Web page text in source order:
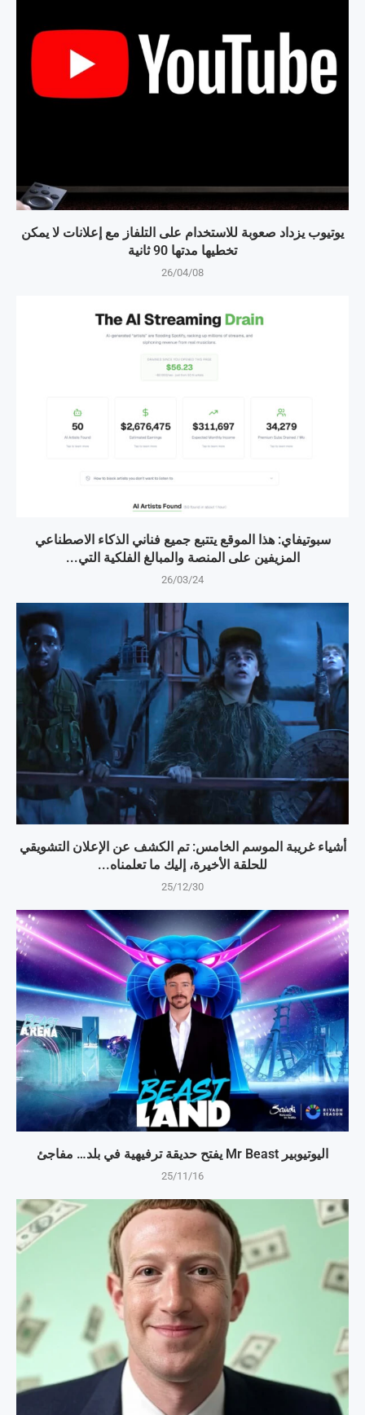
يوتيوب يزداد صعوبة للاستخدام على التلفاز مع إعلانات لا يمكن
تخطيها مدتها 90 ثانية
26/04/08
سبوتيفاي: هذا الموقع يتتبع جميع فناني الذكاء الاصطناعي
المزيفين على المنصة والمبالغ الفلكية التي...
26/03/24
أشياء غريبة الموسم الخامس: تم الكشف عن الإعلان التشويقي
للحلقة الأخيرة، إليك ما تعلمناه...
25/12/30
اليوتيوبير Mr Beast يفتح حديقة ترفيهية في بلد… مفاجئ
25/11/16